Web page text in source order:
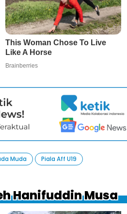
Muda Piala Aff U19
Hanifuddin Musa